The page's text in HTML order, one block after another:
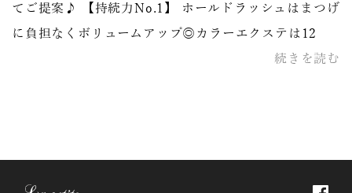
てご提案♪ 【持続力No.1】 ホールドラッシュはまつげ
に負担なくボリュームアップ◎カラーエクステは12
続きを読む